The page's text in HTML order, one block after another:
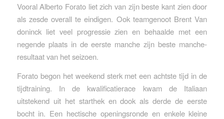
Vooral Alberto Forato liet zich van zijn beste kant zien door
als zesde overall te eindigen. Ook teamgenoot Brent Van
doninck liet veel progressie zien en behaalde met een
negende plaats in de eerste manche zijn beste manche-
resultaat van het seizoen.
Forato begon het weekend sterk met een achtste tijd in de
tijdtraining. In de kwalificatierace kwam de Italiaan
uitstekend uit het starthek en dook als derde de eerste
bocht in. Een hectische openingsronde en enkele kleine